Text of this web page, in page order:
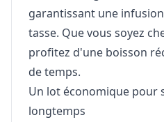
garantissant une
tasse. Que vous soyez
profitez d'une boisson
de temps.
Un lot économique pour
longtemps